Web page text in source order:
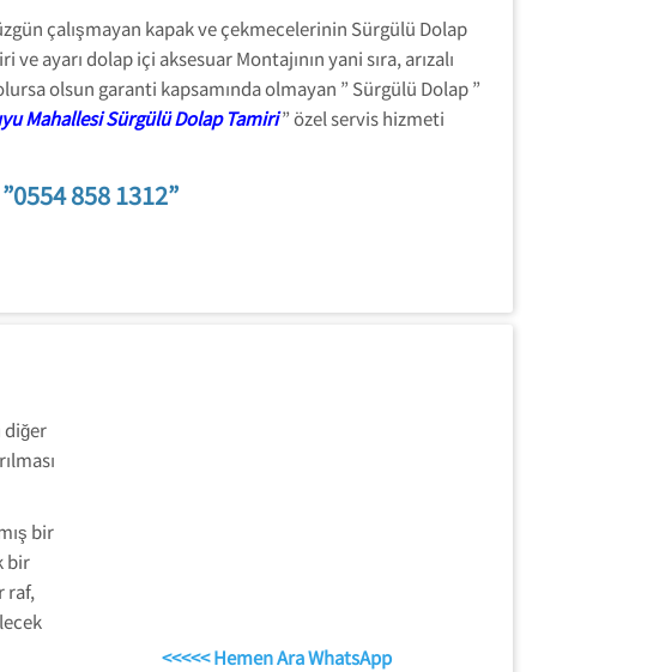
çalışmayan kapak ve çekmecelerinin Sürgülü Dolap
ayarı dolap içi aksesuar Montajının yani sıra, arızalı
olsun garanti kapsamında olmayan ” Sürgülü Dolap ”
Mahallesi Sürgülü Dolap Tamiri” özel servis hizmeti
858 1312”
diğer
bir
bir
raf,
<<<<< Hemen Ara WhatsApp